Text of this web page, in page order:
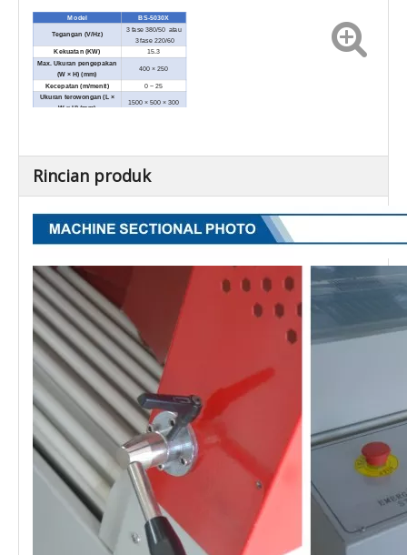
Model BS-5030X
Tegangan (V/Hz)
3 fase 380/50 atau
3 fase 220/60
Kekuatan (KW) 15.3
Max. Ukuran pengepakan
(W × H) (mm)
400 × 250
Kecepatan (m/menit) 0 ~ 25
Ukuran terowongan (L ×
W × H) (mm)
1500 × 500 × 300
Rincian produk